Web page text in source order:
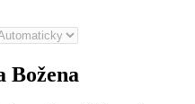
Božena